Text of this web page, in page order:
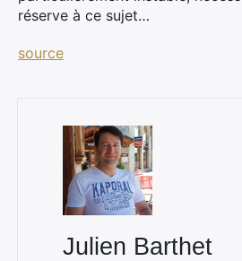
réserve à ce sujet…
source
Julien Barthet